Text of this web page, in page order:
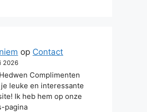
op Contact
2026
Complimenten
leuke en interessante
Ik heb hem op onze
pagina